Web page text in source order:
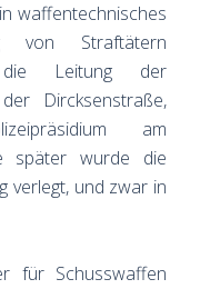
waffentechnisches
von Straftätern
Leitung der
Dircksenstraße,
am
später wurde die
verlegt, und zwar in
für Schusswaffen